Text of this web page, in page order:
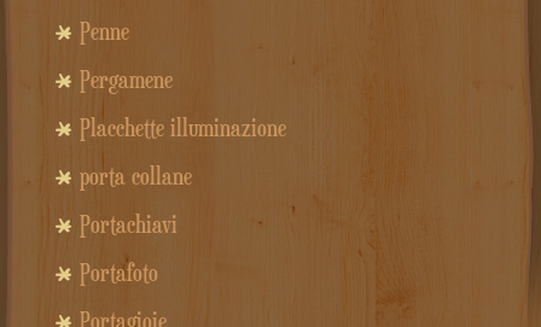
Penne
Pergamene
Placchette illuminazione
porta collane
Portachiavi
Portafoto
Portagioie